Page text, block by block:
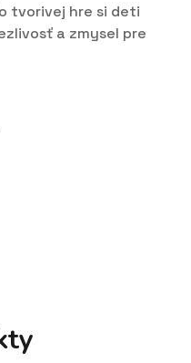
tvorivej hre si deti
a zmysel pre